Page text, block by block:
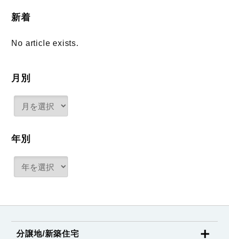
新着
No article exists.
月別
年別
分譲地/新築住宅